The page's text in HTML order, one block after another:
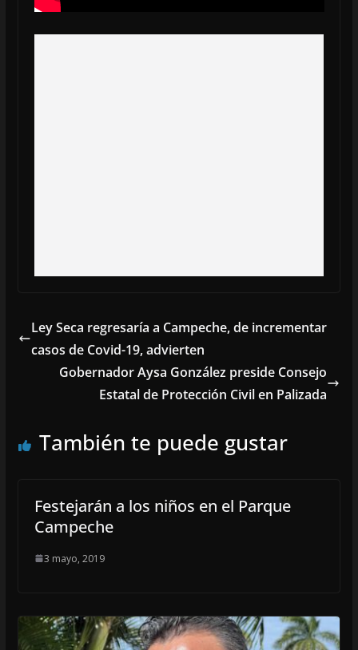
Ley Seca regresaría a Campeche, de incrementar
casos de Covid-19, advierten
Gobernador Aysa González preside Consejo
Estatal de Protección Civil en Palizada
También te puede gustar
Festejarán a los niños en el Parque
Campeche
3 mayo, 2019